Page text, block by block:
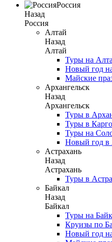
Россия
Назад
Россия
Алтай
Назад
Алтай
Туры на
Новый год
Майские
Архангельск
Назад
Архангельск
Туры в
Туры в
Туры на
Новый год в
Астрахань
Назад
Астрахань
Туры в
Байкал
Назад
Байкал
Туры на
Круизы по
Новый год